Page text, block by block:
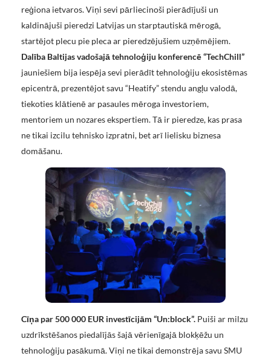
reģiona ietvaros. Viņi sevi pārliecinoši pierādījuši un
kaldinājuši pieredzi Latvijas un starptautiskā mērogā,
startējot plecu pie pleca ar pieredzējušiem uzņēmējiem.
Dalība Baltijas vadošajā tehnoloģiju konferencē “TechChill”
jauniešiem bija iespēja sevi pierādīt tehnoloģiju ekosistēmas
epicentrā, prezentējot savu “Heatify” stendu angļu valodā,
tiekoties klātienē ar pasaules mēroga investoriem,
mentoriem un nozares ekspertiem. Tā ir pieredze, kas prasa
ne tikai izcilu tehnisko izpratni, bet arī lielisku biznesa
domāšanu.
Cīņa par 500 000 EUR investīcijām “Un:block”. Puiši ar milzu
uzdrīkstēšanos piedalījās šajā vērienīgajā blokķēžu un
tehnoloģiju pasākumā. Viņi ne tikai demonstrēja savu SMU